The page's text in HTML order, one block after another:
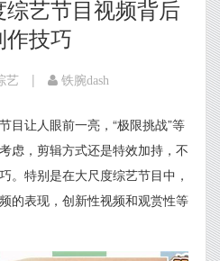
艺节目视频背后
作技巧
艺 | 铁腕dash
目让人眼前一亮，“极限挑战”等
虑，剪辑方式还是特效加持，不
。特别是在大尺度综艺节目中，
的表现，创新性视频和观赏性等